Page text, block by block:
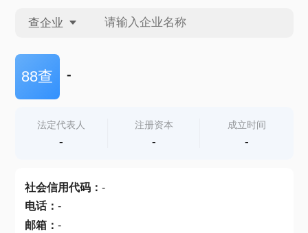
查企业
查企业
查产地
88查 -
法定代表人
-
注册资本
-
成立时间
-
社会信用代码： -
电话： -
邮箱： -